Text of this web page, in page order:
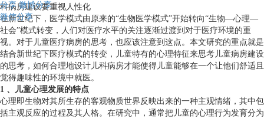
分享 微博分享
微信分享
科病房建设要重视人性化
在新世纪下，医学模式由原来的“生物医学模式”开始转向“生物—心理—
社会”模式转变，人们对医疗水平的关注逐渐过渡到对于医疗环境的重
视。对于儿童医疗病房的思考，也应该注意到这点。本文研究的重点就是
结合新世纪下医疗模式的转变，儿童特有的心理特征来思考儿童病房建设
的思考，如何合理地设计儿科病房才能使得儿童能够在一个让他们舒适且
觉得趣味性的环境中就医。
1 、儿童心理发展的特点
心理即生物对其所生存的客观物质世界反映出来的一种主观情绪，其中包
括主观反应的过程及其人格。在研究中，通常把儿童的心理行为发育分为